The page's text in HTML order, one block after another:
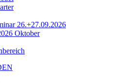
26.+27.09.2026
Oktober